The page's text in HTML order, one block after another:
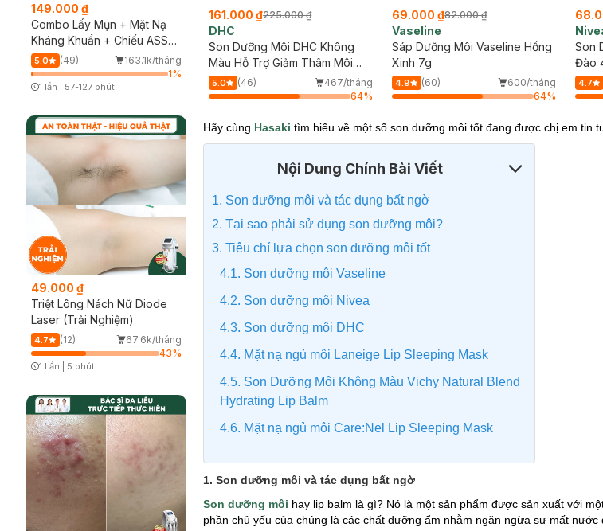
149.000 ₫
Combo Lấy Mụn + Mặt Nạ
Kháng Khuẩn + Chiếu ASSH
(Trải nghiệm)
5.0 (49)
163.1k/tháng
1%
1 lần 57-127 phút
49.000 ₫
Triệt Lông Nách Nữ Diode
Laser (Trải Nghiệm)
4.7 (12)
67.6k/tháng
43%
1 Lần 5 phút
161.000 ₫225.000 ₫
DHC
Son Dưỡng Môi DHC Không
Màu Hỗ Trợ Giảm Thâm Môi
1.5g
5.0 (46)
467/tháng
64%
69.000 ₫82.000 ₫
Vaseline
Sáp Dưỡng Môi Vaseline Hồng
Xinh 7g
4.9 (60)
600/tháng
64%
Son
Đào
4.7
Hãy cùng Hasaki tìm hiểu về một số son dưỡng môi tốt đang được chị em tin
Nội Dung Chính Bài Viết
1. Son dưỡng môi và tác dụng bất ngờ
2. Tại sao phải sử dụng son dưỡng môi?
3. Tiêu chí lựa chọn son dưỡng môi tốt
4.1. Son dưỡng môi Vaseline
4.2. Son dưỡng môi Nivea
4.3. Son dưỡng môi DHC
4.4. Mặt nạ ngủ môi Laneige Lip Sleeping Mask
4.5. Son Dưỡng Môi Không Màu Vichy Natural Blend
Hydrating Lip Balm
4.6. Mặt nạ ngủ môi Care:Nel Lip Sleeping Mask
1. Son dưỡng môi và tác dụng bất ngờ
Son dưỡng môi hay lip balm là gì? Nó là một sản phẩm được sản xuất với
phần chủ yếu của chúng là các chất dưỡng ẩm nhằm ngăn ngừa sự mất nước